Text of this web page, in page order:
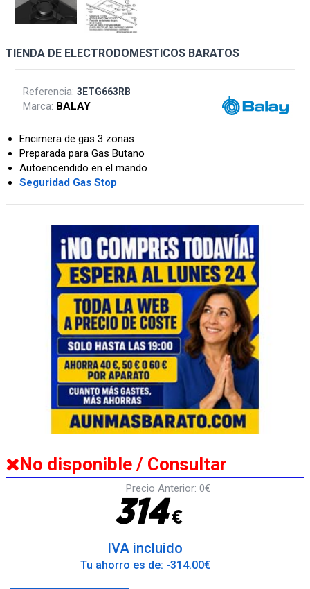
TIENDA DE ELECTRODOMESTICOS BARATOS
Referencia:3ETG663RB
Marca: BALAY
Encimera de gas 3 zonas
Preparada para Gas Butano
Autoencendido en el mando
Seguridad Gas Stop
No disponible / Consultar
Precio Anterior: 0€
314€
IVA incluido
Tu ahorro es de: -314.00€